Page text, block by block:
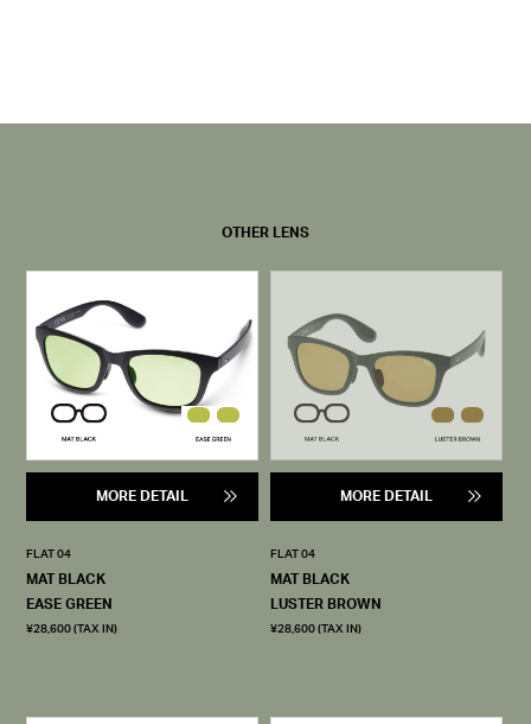
OTHER LENS
MORE DETAIL
FLAT 04
MAT BLACK
EASE GREEN
¥28,600 (TAX IN)
MORE DETAIL
FLAT 04
MAT BLACK
LUSTER BROWN
¥28,600 (TAX IN)